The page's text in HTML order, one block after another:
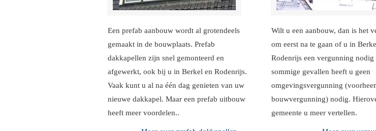
Een prefab aanbouw wordt al grotendeels
gemaakt in de bouwplaats. Prefab
dakkapellen zijn snel gemonteerd en
afgewerkt, ook bij u in Berkel en Rodenrijs.
Vaak kunt u al na één dag genieten van uw
nieuwe dakkapel. Maar een prefab uitbouw
heeft meer voordelen..
Wilt u een aanbouw, dan is het
om eerst na te gaan of u in
Rodenrijs een vergunning nodig
sommige gevallen heeft u geen
omgevingsvergunning
bouwvergunning) nodig.
gemeente u meer vertellen.